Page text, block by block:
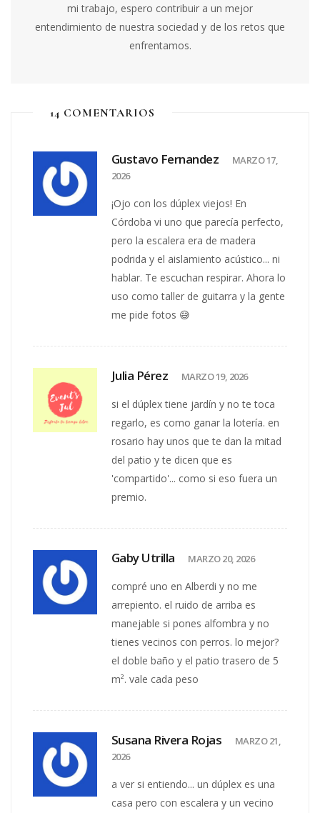
mi trabajo, espero contribuir a un mejor
entendimiento de nuestra sociedad y de los retos que
enfrentamos.
14 COMENTARIOS
Gustavo Fernandez
MARZO 17,
2026
¡Ojo con los dúplex viejos! En
Córdoba vi uno que parecía perfecto,
pero la escalera era de madera
podrida y el aislamiento acústico... ni
hablar. Te escuchan respirar. Ahora lo
uso como taller de guitarra y la gente
me pide fotos 😅
Julia Pérez MARZO 19, 2026
si el dúplex tiene jardín y no te toca
regarlo, es como ganar la lotería. en
rosario hay unos que te dan la mitad
del patio y te dicen que es
'compartido'... como si eso fuera un
premio.
Gaby Utrilla MARZO 20, 2026
compré uno en Alberdi y no me
arrepiento. el ruido de arriba es
manejable si pones alfombra y no
tienes vecinos con perros. lo mejor?
el doble baño y el patio trasero de 5
m². vale cada peso
Susana Rivera Rojas
MARZO 21,
2026
a ver si entiendo... un dúplex es una
casa pero con escalera y un vecino